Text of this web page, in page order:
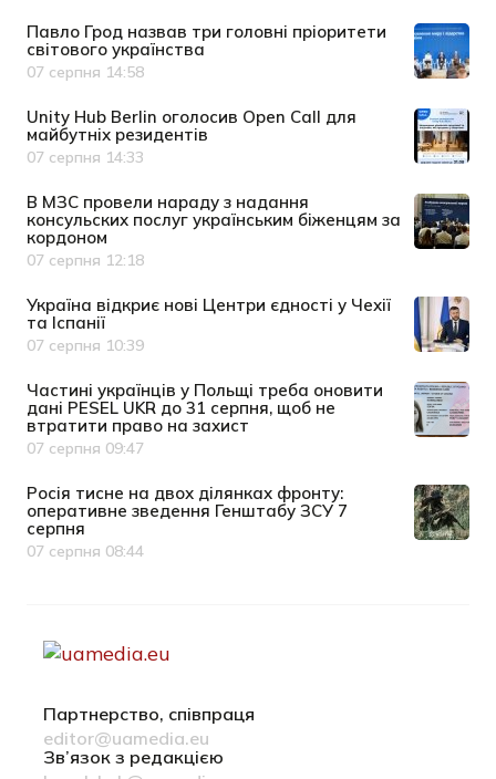
Павло Грод назвав три головні пріоритети
світового українства
Дата публікації
07 серпня 14:58
Unity Hub Berlin оголосив Open Call для
майбутніх резидентів
Дата публікації
07 серпня 14:33
В МЗС провели нараду з надання
консульских послуг українським біженцям за
кордоном
Дата публікації
07 серпня 12:18
Україна відкриє нові Центри єдності у Чехії
та Іспанії
Дата публікації
07 серпня 10:39
Частині українців у Польщі треба оновити
дані PESEL UKR до 31 серпня, щоб не
втратити право на захист
Дата публікації
07 серпня 09:47
Росія тисне на двох ділянках фронту:
оперативне зведення Генштабу ЗСУ 7
серпня
Дата публікації
07 серпня 08:44
Партнерство, співпраця
editor@uamedia.eu
Зв’язок з редакцією